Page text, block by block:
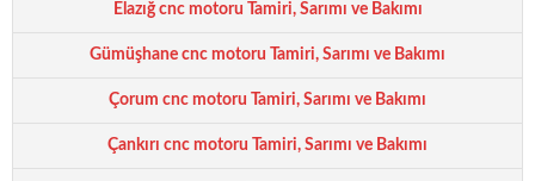
Elazığ cnc motoru Tamiri, Sarımı ve Bakımı
Gümüşhane cnc motoru Tamiri, Sarımı ve Bakımı
Çorum cnc motoru Tamiri, Sarımı ve Bakımı
Çankırı cnc motoru Tamiri, Sarımı ve Bakımı